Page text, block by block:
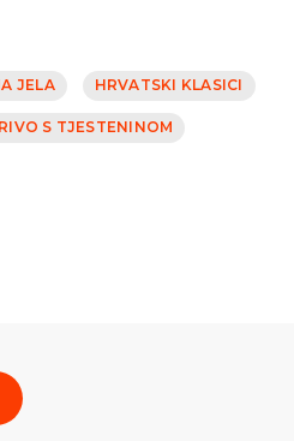
JELA HRVATSKI KLASICI
S TJESTENINOM